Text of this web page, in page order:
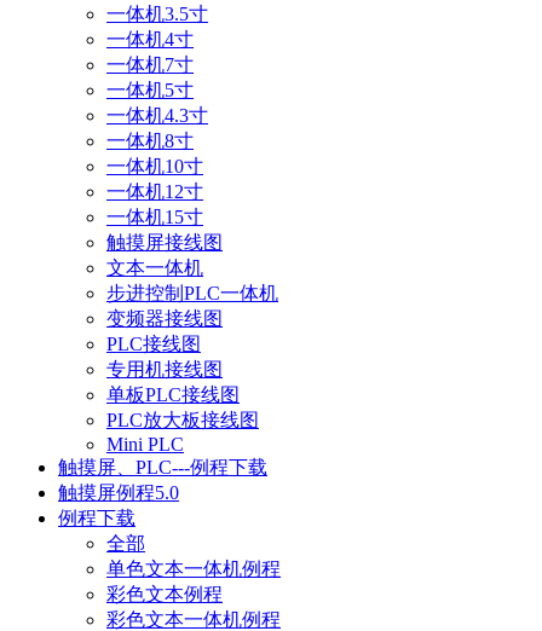
一体机3.5寸
一体机4寸
一体机7寸
一体机5寸
一体机4.3寸
一体机8寸
一体机10寸
一体机12寸
一体机15寸
触摸屏接线图
文本一体机
步进控制PLC一体机
变频器接线图
PLC接线图
专用机接线图
单板PLC接线图
PLC放大板接线图
Mini PLC
触摸屏、PLC---例程下载
触摸屏例程5.0
例程下载
全部
单色文本一体机例程
彩色文本例程
彩色文本一体机例程